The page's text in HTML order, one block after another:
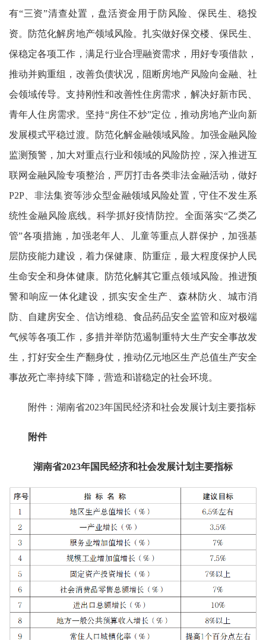
有“三资”清查处置，盘活资金用于防风险、保民生、稳投
资。防范化解房地产领域风险。扎实做好保交楼、保民生、
保稳定各项工作，满足行业合理融资需求，用好专项借款，
推动并购重组，改善负债状况，阻断房地产风险向金融、社
会领域传导。支持刚性和改善性住房需求，解决好新市民、
青年人住房需求。坚持“房住不炒”定位，推动房地产业向新
发展模式平稳过渡。防范化解金融领域风险。加强金融风险
监测预警，加大对重点行业和领域的风险防控，深入推进互
联网金融风险专项整治，严厉打击各类非法金融活动，做好
P2P、非法集资等涉众型金融领域风险处置，守住不发生系
统性金融风险底线。科学抓好疫情防控。全面落实“乙类乙
管”各项措施，加强老年人、儿童等重点人群保护，加强基
层防疫能力建设，着力保健康、防重症，最大程度保护人民
生命安全和身体健康。防范化解其它重点领域风险。推进预
警和响应一体化建设，抓实安全生产、森林防火、城市消
防、自建房安全、信访维稳、食品药品安全监管和应对极端
气候等各项工作，多措并举防范遏制重特大生产安全事故发
生，打好安全生产翻身仗，推动亿元地区生产总值生产安全
事故死亡率持续下降，营造和谐稳定的社会环境。
附件：湖南省2023年国民经济和社会发展计划主要指标
附件
湖南省2023年国民经济和社会发展计划主要指标